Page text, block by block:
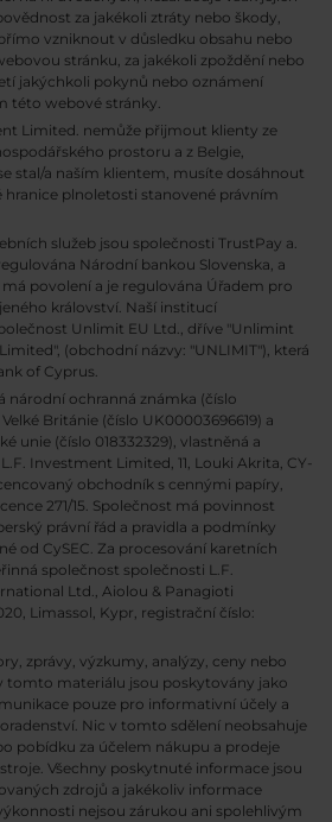
za jakékoli ztráty nebo škody,
vzniknout v důsledku obsahu nebo
stránku, za jakékoli zpoždění nebo
jakýchkoli pokynů nebo oznámení
této webové stránky.
Limited. nemůže přijmout klienty ze
prostoru a z Belgie,
stal/a naším klientem, musíte dosáhnout
hranice plnoletosti stanovené právním
služeb jsou společnosti TrustPay a.
Národní bankou Slovenska, a
povolení a je regulována Úřadem pro
království. Naší institucí
Unlimit EU Ltd., dříve "Unlimint
(obchodní názvy: "UNLIMIT"), která
of Cyprus.
národní ochranná známka (číslo
Británie (číslo UK00003696619) a
unie (číslo 018332329), vlastněná a
Investment Limited, 11, Louki Akrita, CY-
obchodník s cennými papíry,
271/15. Společnost má povinnost
právní řád a pravidla a podmínky
od CySEC. Za procesování karetních
společnost společnosti L.F.
Ltd., Aiolou & Panagioti
Limassol, Kypr, registrační číslo:
zprávy, výzkumy, analýzy, ceny nebo
tomto materiálu jsou poskytovány jako
pouze pro informativní účely a
Nic v tomto sdělení neobsahuje
pobídku za účelem nákupu a prodeje
Všechny poskytnuté informace jsou
zdrojů a jakékoliv informace
nejsou zárukou ani spolehlivým